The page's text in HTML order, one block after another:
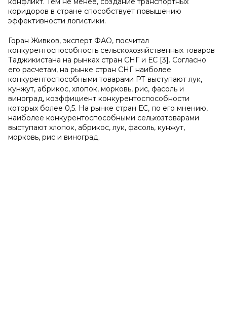
коридоров в стране способствует повышению
эффективности логистики.
Горан Живков, эксперт ФАО, посчитал
конкурентоспособность сельскохозяйственных товаров
Таджикистана на рынках стран СНГ и ЕС [3]. Согласно
его расчетам, на рынке стран СНГ наиболее
конкурентоспособными товарами РТ выступают лук,
кунжут, абрикос, хлопок, морковь, рис, фасоль и
виноград, коэффициент конкурентоспособности
которых более 0,5. На рынке стран ЕС, по его мнению,
наиболее конкурентоспособными сельхозтоварами
выступают хлопок, абрикос, лук, фасоль, кунжут,
морковь, рис и виноград.